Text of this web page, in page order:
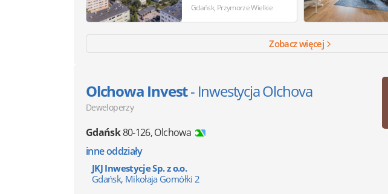
Gdańsk, Przymorze Wielkie
Zobacz więcej
Olchowa Invest- Inwestycja Olchova
Deweloperzy
Gdańsk80-126,Olchowa
inne oddziały
JKJ Inwestycje Sp. z o.o.
Gdańsk, Mikołaja Gomółki 2